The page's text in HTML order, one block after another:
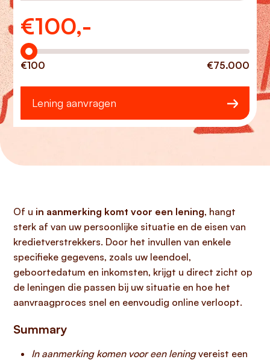
€100,-
Hoeveel wilt u lenen?
€100 €75.000
Lening aanvragen
Of u in aanmerking komt voor een lening, hangt
sterk af van uw persoonlijke situatie en de eisen van
kredietverstrekkers. Door het invullen van enkele
specifieke gegevens, zoals uw leendoel,
geboortedatum en inkomsten, krijgt u direct zicht op
de leningen die passen bij uw situatie en hoe het
aanvraagproces snel en eenvoudig online verloopt.
Summary
In aanmerking komen voor een leningvereist een